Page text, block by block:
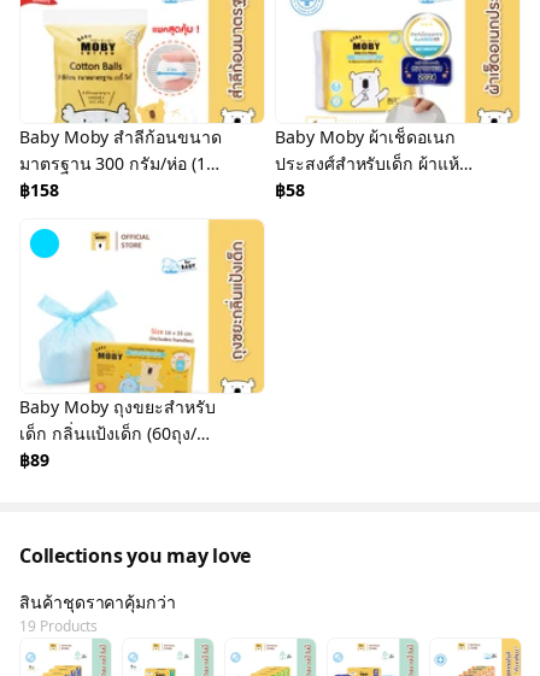
Baby Moby สำลีก้อนขนาด
มาตรฐาน 300 กรัม/ห่อ (1
ห่อ)
฿158
Baby Moby ผ้าเช็ดอเนก
ประสงศ์สำหรับเด็ก ผ้าแห้ง
(1 ห่อ) (30แผ่น/ห่อ)
฿58
Baby Moby ถุงขยะสำหรับ
เด็ก กลิ่นแป้งเด็ก (60ถุง/
กล่อง) (1 กล่อง)
฿89
Collections you may love
สินค้าชุดราคาคุ้มกว่า
19 Products